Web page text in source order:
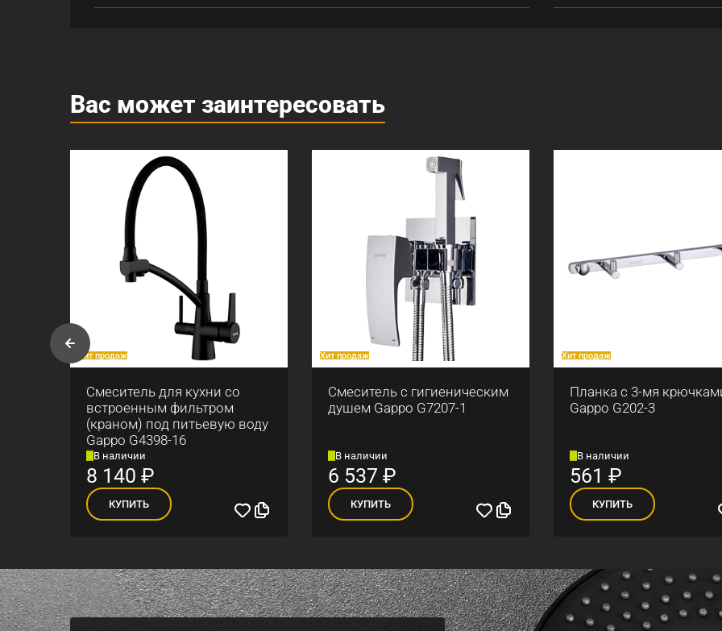
Вас может заинтересовать
Хит продаж
Смеситель для кухни со
встроенным фильтром
(краном) под питьевую воду
Gappo G4398-16
В наличии
8 140 ₽
КУПИТЬ
Хит продаж
Смеситель с гигиеническим
душем Gappo G7207-1
В наличии
6 537 ₽
КУПИТЬ
Хит продаж
Планка с 3-мя
Gappo G202-3
В наличии
561 ₽
КУПИТЬ